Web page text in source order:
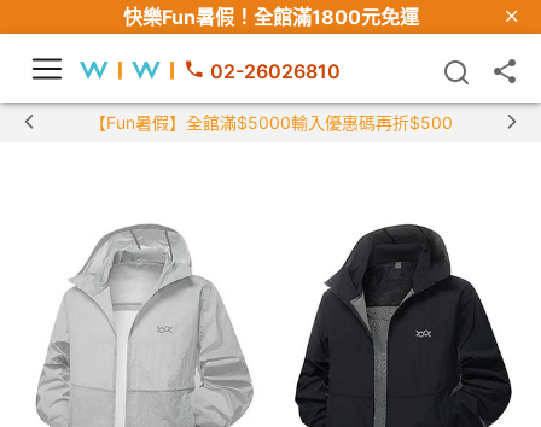
快樂Fun暑假！ 全館滿1800元免運
02-26026810
【Fun暑假】全館滿$5000輸入優惠碼再折$500